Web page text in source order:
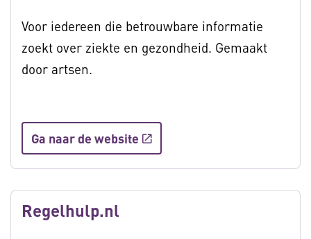
Voor iedereen die betrouwbare informatie
zoekt over ziekte en gezondheid. Gemaakt
door artsen.
Ga naar de website
Regelhulp.nl